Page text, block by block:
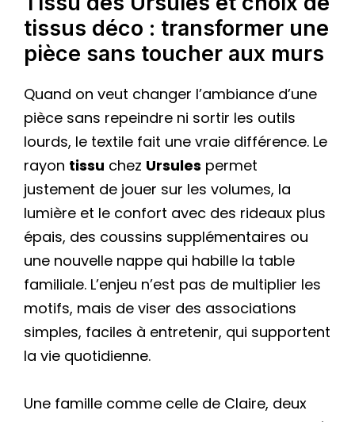
tissus déco : transformer une
pièce sans toucher aux murs
Quand on veut changer l’ambiance d’une
pièce sans repeindre ni sortir les outils
lourds, le textile fait une vraie différence. Le
rayon tissu chez Ursules permet
justement de jouer sur les volumes, la
lumière et le confort avec des rideaux plus
épais, des coussins supplémentaires ou
une nouvelle nappe qui habille la table
familiale. L’enjeu n’est pas de multiplier les
motifs, mais de viser des associations
simples, faciles à entretenir, qui supportent
la vie quotidienne.
Une famille comme celle de Claire, deux